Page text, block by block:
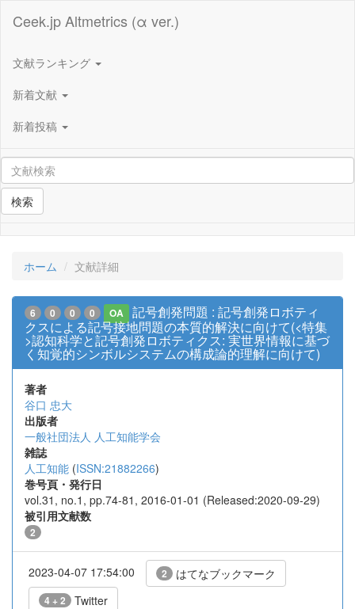
Ceek.jp Altmetrics (α ver.)
文献ランキング
新着文献
新着投稿
検索
ホーム 文献詳細
6 0 0 0 OA
記号創発問題 : 記号創発ロボティ
クスによる記号接地問題の本質的解決に向けて(<特集
>認知科学と記号創発ロボティクス: 実世界情報に基づ
く知覚的シンボルシステムの構成論的理解に向けて)
著者
谷口 忠大
出版者
一般社団法人 人工知能学会
雑誌
人工知能 (ISSN:21882266)
巻号頁・発行日
vol.31, no.1, pp.74-81, 2016-01-01 (Released:2020-09-29)
被引用文献数
2
2023-04-07 17:54:00 2 はてなブックマーク
4 + 2 Twitter